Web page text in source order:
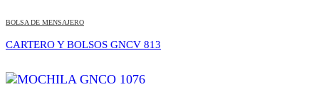
BOLSA DE MENSAJERO
CARTERO Y BOLSOS GNCV 813